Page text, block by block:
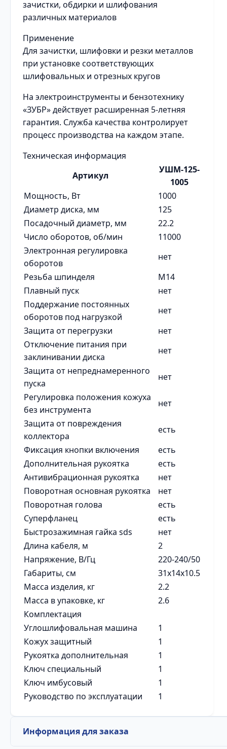
зачистки, обдирки и шлифования
различных материалов
Применение
Для зачистки, шлифовки и резки металлов
при установке соответствующих
шлифовальных и отрезных кругов
На электроинструменты и бензотехнику
«ЗУБР» действует расширенная 5-летняя
гарантия. Служба качества контролирует
процесс производства на каждом этапе.
Техническая информация
Артикул
УШМ-125-
1005
Мощность, Вт
1000
Диаметр диска, мм
125
Посадочный диаметр, мм
22.2
Число оборотов, об/мин
11000
Электронная регулировка
оборотов
нет
Резьба шпинделя
М14
Плавный пуск
нет
Поддержание постоянных
оборотов под нагрузкой
нет
Защита от перегрузки
нет
Отключение питания при
заклинивании диска
нет
Защита от непреднамеренного
пуска
нет
Регулировка положения кожуха
без инструмента
нет
Защита от повреждения
коллектора
есть
Фиксация кнопки включения
есть
Дополнительная рукоятка
есть
Антивибрационная рукоятка
нет
Поворотная основная рукоятка
нет
Поворотная голова
есть
Суперфланец
есть
Быстрозажимная гайка sds
нет
Длина кабеля, м
2
Напряжение, В/Гц
220-240/50
Габариты, см
31х14х10.5
Масса изделия, кг
2.2
Масса в упаковке, кг
2.6
Комплектация
Углошлифовальная машина
1
Кожух защитный
1
Рукоятка дополнительная
1
Ключ специальный
1
Ключ имбусовый
1
Руководство по эксплуатации
1
Информация для заказа